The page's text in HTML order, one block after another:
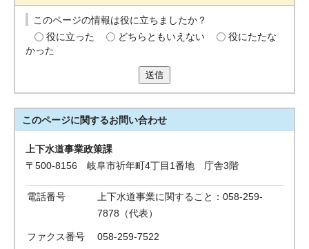
このページの情報は役に立ちましたか？
役に立った
どちらともいえない
役にたたな
かった
送信
このページに関するお問い合わせ
上下水道事業政策課
〒500-8156 岐阜市祈年町4丁目1番地 庁舎3階
電話番号
上下水道事業に関すること：058-259-
7878（代表）
ファクス番号 058-259-7522